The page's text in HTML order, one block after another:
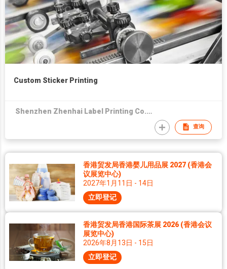
Custom Sticker Printing
Shenzhen Zhenhai Label Printing Co., Ltd
查询
香港贸发局香港婴儿用品展 2027 (香港会
议展览中心)
2027年1月11日 - 14日
立即登记
香港贸发局香港国际茶展 2026 (香港会议
展览中心)
2026年8月13日 - 15日
立即登记